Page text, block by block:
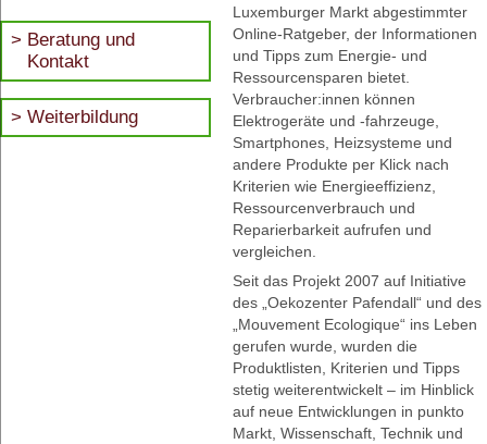
Beratung und
Kontakt
Weiterbildung
Luxemburger Markt abgestimmter
Online-Ratgeber, der Informationen
und Tipps zum Energie- und
Ressourcensparen bietet.
Verbraucher:innen können
Elektrogeräte und -fahrzeuge,
Smartphones, Heizsysteme und
andere Produkte per Klick nach
Kriterien wie Energieeffizienz,
Ressourcenverbrauch und
Reparierbarkeit aufrufen und
vergleichen.
Seit das Projekt 2007 auf Initiative
des „Oekozenter Pafendall“ und des
„Mouvement Ecologique“ ins Leben
gerufen wurde, wurden die
Produktlisten, Kriterien und Tipps
stetig weiterentwickelt – im Hinblick
auf neue Entwicklungen in punkto
Markt, Wissenschaft, Technik und